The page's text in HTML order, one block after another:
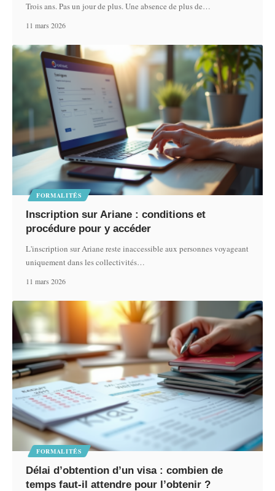
Trois ans. Pas un jour de plus. Une absence de plus de…
11 mars 2026
FORMALITÉS
Inscription sur Ariane : conditions et
procédure pour y accéder
L'inscription sur Ariane reste inaccessible aux personnes voyageant
uniquement dans les collectivités…
11 mars 2026
FORMALITÉS
Délai d’obtention d’un visa : combien de
temps faut-il attendre pour l’obtenir ?